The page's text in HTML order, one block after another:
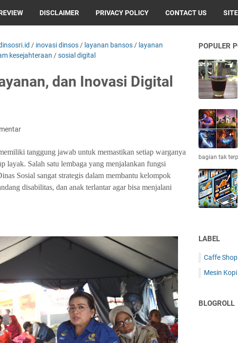
DISCLAIMER PRIVACY POLICY CONTACT US
/ inovasi dinsos / layanan bansos / layanan
kesejahteraan /sosial digital
dan Inovasi Digital
tanggung jawab untuk memastikan setiap warganya
layak. Salah satu lembaga yang menjalankan fungsi
Sosial sangat strategis dalam membantu kelompok
disabilitas, dan anak terlantar agar bisa menjalani
POPULER
bagian tak
LABEL
Caffe Shop
Mesin Kopi
BLOGROLL